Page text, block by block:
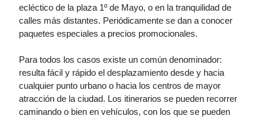
ecléctico de la plaza 1º de Mayo, o en la tranquilidad de
calles más distantes. Periódicamente se dan a conocer
paquetes especiales a precios promocionales.
Para todos los casos existe un común denominador:
resulta fácil y rápido el desplazamiento desde y hacia
cualquier punto urbano o hacia los centros de mayor
atracción de la ciudad. Los itinerarios se pueden recorrer
caminando o bien en vehículos, con los que se pueden